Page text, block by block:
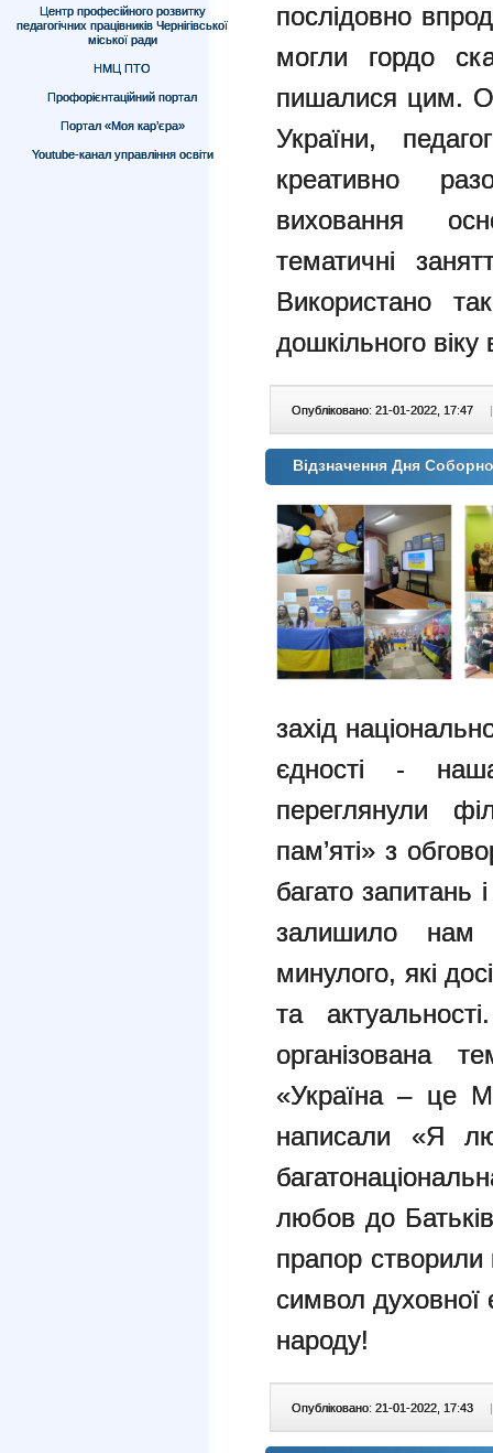
Центр професійного розвитку
педагогічних працівників Чернігівської
міської ради
НМЦ ПТО
Профорієнтаційний портал
Портал «Моя кар’єра»
Youtube-канал управління освіти
послідовно
могли гордо
пишалися цим.
України,
креативно
виховання
тематичні
Використано
дошкільного віку
Опубліковано: 21-01-2022, 17:47 |
Відзначення Дня
захід
єдності -
переглянули
пам’яті» з
багато запитань
залишило нам
минулого, які
та
організована
«Україна – це
написали «Я
любов до
прапор
символ духовної
народу!
Опубліковано: 21-01-2022, 17:43 |